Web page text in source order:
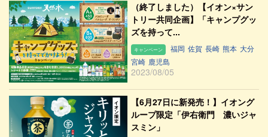
（終了しました）【イオン×サン
トリー共同企画】「キャンプグッ
ズを持って...
キャンペーン 福岡 佐賀 長崎 熊本 大分
宮崎 鹿児島
2023/08/05
【6月27日に新発売！】イオング
ループ限定「伊右衛門 濃いジャ
スミン」